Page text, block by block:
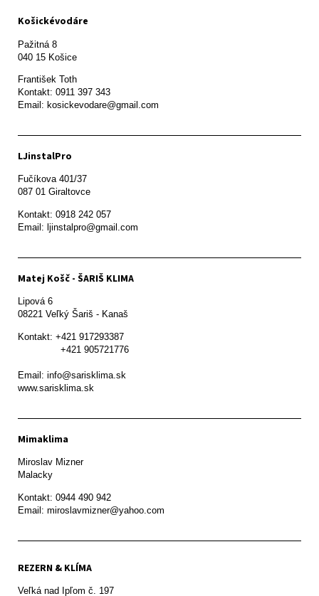
Košickévodáre
Pažitná 8
František Toth
Kontakt: 0911 397 343
Email: kosickevodare@gmail.com
LJinstalPro
Fučíkova 401/37
087 01 Giraltovce
Kontakt: 0918 242 057
Email: ljinstalpro@gmail.com
Matej Košč - ŠARIŠ KLIMA
Lipová 6
08221 Veľký Šariš - Kanaš
Kontakt: +421 917293387
Email: info@sarisklima.sk
www.sarisklima.sk
Mimaklima
Miroslav Mizner
Malacky
Kontakt: 0944 490 942
REZERN & KLÍMA
Veľká nad Ipľom č. 197